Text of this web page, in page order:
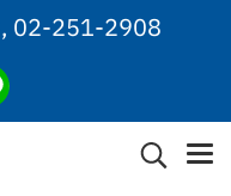
, 02-251-2908